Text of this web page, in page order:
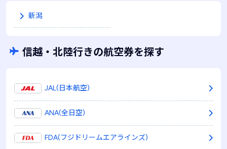
新潟
信越・北陸行きの航空券を探す
JAL(日本航空)
ANA(全日空)
FDA(フジドリームエアラインズ)